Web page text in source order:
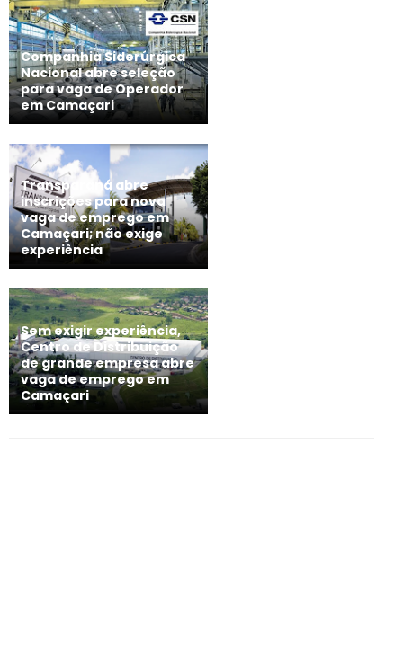
Companhia Siderúrgica
Nacional abre seleção
para vaga de Operador
em Camaçari
Transparaná abre
inscrições para nova
vaga de emprego em
Camaçari; não exige
experiência
Sem exigir experiência,
Centro de Distribuição
de grande empresa abre
vaga de emprego em
Camaçari